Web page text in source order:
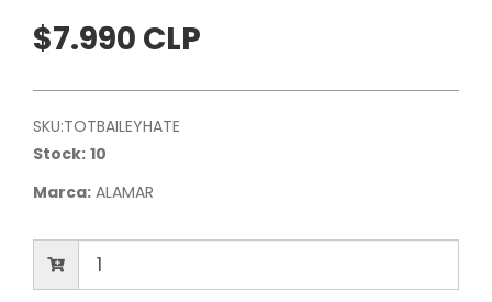
$7.990 CLP
SKU:TOTBAILEYHATE
Stock: 10
Marca: ALAMAR